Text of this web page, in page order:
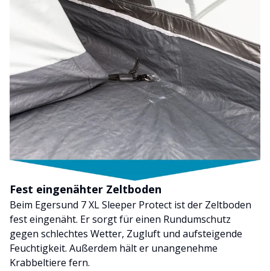
Fest eingenähter Zeltboden
Beim Egersund 7 XL Sleeper Protect ist der Zeltboden
fest eingenäht. Er sorgt für einen Rundumschutz
gegen schlechtes Wetter, Zugluft und aufsteigende
Feuchtigkeit. Außerdem hält er unangenehme
Krabbeltiere fern.